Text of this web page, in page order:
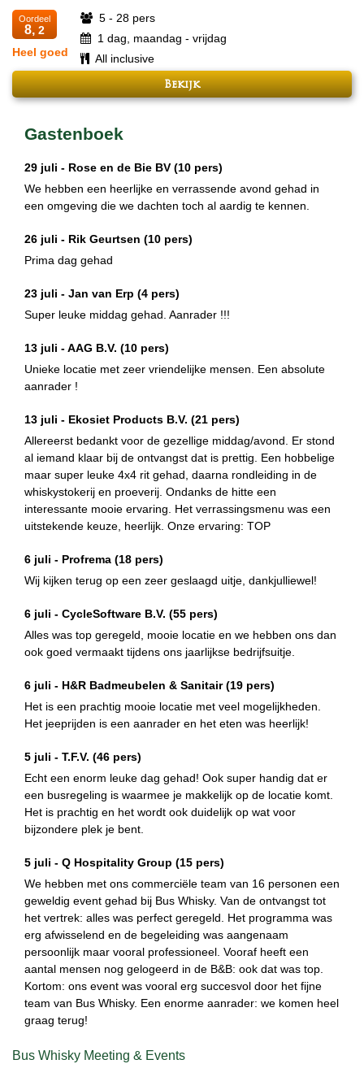
Oordeel
8, 2
Heel goed
5 - 28 pers
1 dag, maandag - vrijdag
All inclusive
Bekijk
Gastenboek
29 juli - Rose en de Bie BV (10 pers)
We hebben een heerlijke en verrassende avond gehad in
een omgeving die we dachten toch al aardig te kennen.
26 juli - Rik Geurtsen (10 pers)
Prima dag gehad
23 juli - Jan van Erp (4 pers)
Super leuke middag gehad. Aanrader !!!
13 juli -AAG B.V. (10 pers)
Unieke locatie met zeer vriendelijke mensen. Een absolute
aanrader !
13 juli - Ekosiet Products B.V. (21 pers)
Allereerst bedankt voor de gezellige middag/avond. Er stond
al iemand klaar bij de ontvangst dat is prettig. Een hobbelige
maar super leuke 4x4 rit gehad, daarna rondleiding in de
whiskystokerij en proeverij. Ondanks de hitte een
interessante mooie ervaring. Het verrassingsmenu was een
uitstekende keuze, heerlijk. Onze ervaring: TOP
6 juli - Profrema (18 pers)
Wij kijken terug op een zeer geslaagd uitje, dankjulliewel!
6 juli - CycleSoftware B.V. (55 pers)
Alles was top geregeld, mooie locatie en we hebben ons dan
ook goed vermaakt tijdens ons jaarlijkse bedrijfsuitje.
6 juli - H&R Badmeubelen & Sanitair(19 pers)
Het is een prachtig mooie locatie met veel mogelijkheden.
Het jeeprijden is een aanrader en het eten was heerlijk!
5 juli - T.F.V. (46 pers)
Echt een enorm leuke dag gehad! Ook super handig dat er
een busregeling is waarmee je makkelijk op de locatie komt.
Het is prachtig en het wordt ook duidelijk op wat voor
bijzondere plek je bent.
5 juli - Q Hospitality Group (15 pers)
We hebben met ons commerciële team van 16 personen een
geweldig event gehad bij Bus Whisky. Van de ontvangst tot
het vertrek: alles was perfect geregeld. Het programma was
erg afwisselend en de begeleiding was aangenaam
persoonlijk maar vooral professioneel. Vooraf heeft een
aantal mensen nog gelogeerd in de B&B: ook dat was top.
Kortom: ons event was vooral erg succesvol door het fijne
team van Bus Whisky. Een enorme aanrader: we komen heel
graag terug!
Bus Whisky Meeting & Events